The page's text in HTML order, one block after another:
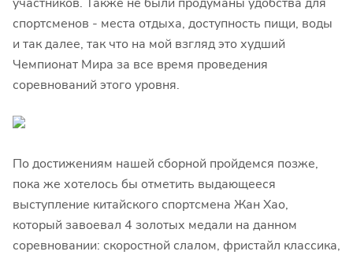
спортсменов - места отдыха, доступность пищи, воды
и так далее, так что на мой взгляд это худший
Чемпионат Мира за все время проведения
соревнований этого уровня.
По достижениям нашей сборной пройдемся позже,
пока же хотелось бы отметить выдающееся
выступление китайского спортсмена Жан Хао,
который завоевал 4 золотых медали на данном
соревновании: скоростной слалом, фристайл классика,